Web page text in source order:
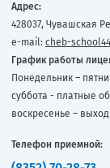
Адрес:
428037, Чувашская
e-mail: cheb-
График работы
Понедельник –
суббота - платные
воскресенье –
Телефон приемной: